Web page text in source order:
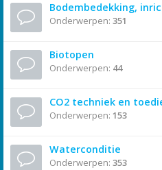
Bodembedekking,
Onderwerpen: 351
Biotopen
Onderwerpen: 44
CO2 techniek en
Onderwerpen: 153
Waterconditie
Onderwerpen: 353